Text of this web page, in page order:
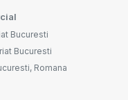
Bucuresti
Bucuresti
Romana